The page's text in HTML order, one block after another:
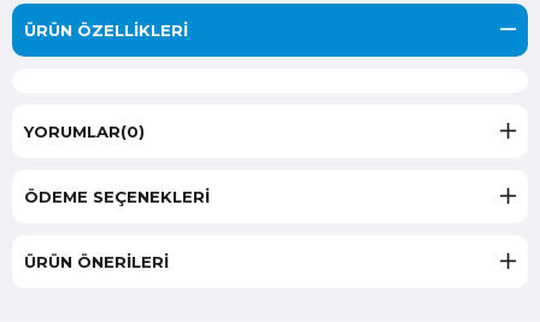
ÜRÜN ÖZELLIKLERI
YORUMLAR(0)
ÖDEME SEÇENEKLERI
ÜRÜN ÖNERILERI